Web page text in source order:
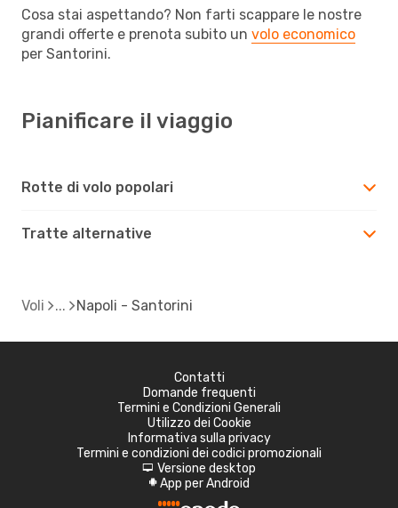
Cosa stai aspettando? Non farti scappare le nostre
grandi offerte e prenota subito un volo economico
per Santorini.
Pianificare il viaggio
Rotte di volo popolari
Tratte alternative
Voli Napoli - Santorini
Contatti
Domande frequenti
Termini e Condizioni Generali
Utilizzo dei Cookie
Informativa sulla privacy
Termini e condizioni dei codici promozionali
d Versione desktop
A App per Android